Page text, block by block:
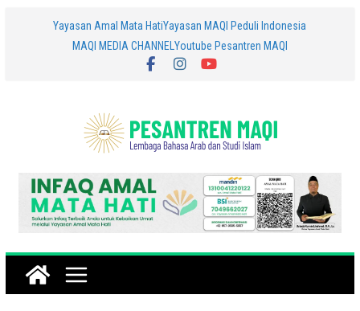
Yayasan Amal Mata HatiYayasan MAQI Peduli Indonesia
MAQI MEDIA CHANNEL Youtube Pesantren MAQI